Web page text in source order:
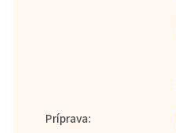
Príprava: